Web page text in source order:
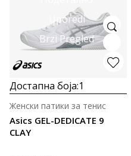
Uporedi
Brzi Pregled
Достапна боја:1
Asics GEL-DEDICATE 9
CLAY
Женски патики за тенис